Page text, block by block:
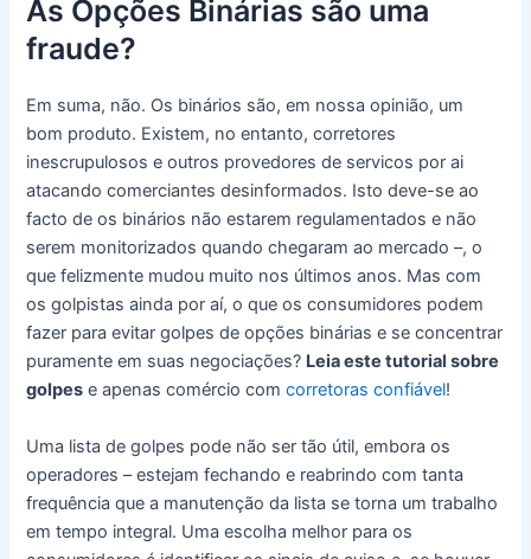
As Opções Binárias são uma
fraude?
Em suma, não. Os binários são, em nossa opinião, um
bom produto. Existem, no entanto, corretores
inescrupulosos e outros provedores de servicos por ai
atacando comerciantes desinformados. Isto deve-se ao
facto de os binários não estarem regulamentados e não
serem monitorizados quando chegaram ao mercado –, o
que felizmente mudou muito nos últimos anos. Mas com
os golpistas ainda por aí, o que os consumidores podem
fazer para evitar golpes de opções binárias e se concentrar
puramente em suas negociações? Leia este tutorial sobre
golpes e apenas comércio comcorretoras confiável!
Uma lista de golpes pode não ser tão útil, embora os
operadores – estejam fechando e reabrindo com tanta
frequência que a manutenção da lista se torna um trabalho
em tempo integral. Uma escolha melhor para os